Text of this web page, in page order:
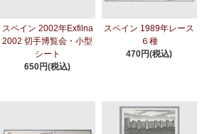
スペイン 2002年Exfilna
2002 切手博覧会・小型
シート
650円(税込)
スペイン 1989年レース
６種
470円(税込)